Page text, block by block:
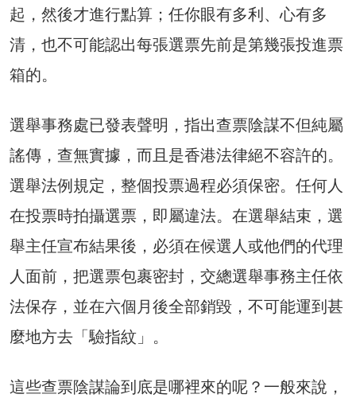
起，然後才進行點算；任你眼有多利、心有多
清，也不可能認出每張選票先前是第幾張投進票
箱的。
選舉事務處已發表聲明，指出查票陰謀不但純屬
謠傳，查無實據，而且是香港法律絕不容許的。
選舉法例規定，整個投票過程必須保密。任何人
在投票時拍攝選票，即屬違法。在選舉結束，選
舉主任宣布結果後，必須在候選人或他們的代理
人面前，把選票包裹密封，交總選舉事務主任依
法保存，並在六個月後全部銷毀，不可能運到甚
麼地方去「驗指紋」。
這些查票陰謀論到底是哪裡來的呢？一般來說，